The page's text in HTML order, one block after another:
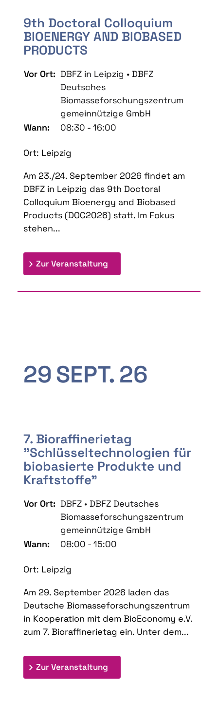
9th Doctoral Colloquium
BIOENERGY AND BIOBASED
PRODUCTS
Vor Ort: DBFZ in Leipzig • DBFZ
Deutsches
Biomasseforschungszentrum
gemeinnützige GmbH
Wann:
08:30 - 16:00
Ort: Leipzig
Am 23./24. September 2026 findet am
DBFZ in Leipzig das 9th Doctoral
Colloquium Bioenergy and Biobased
Products (DOC2026) statt. Im Fokus
stehen...
Zur Veranstaltung
29SEPT. 26
7. Bioraffinerietag
"Schlüsseltechnologien für
biobasierte Produkte und
Kraftstoffe"
Vor Ort: DBFZ • DBFZ Deutsches
Biomasseforschungszentrum
gemeinnützige GmbH
Wann:
08:00 - 15:00
Ort: Leipzig
Am 29. September 2026 laden das
Deutsche Biomasseforschungszentrum
in Kooperation mit dem BioEconomy e.V.
zum 7. Bioraffinerietag ein. Unter dem...
Zur Veranstaltung